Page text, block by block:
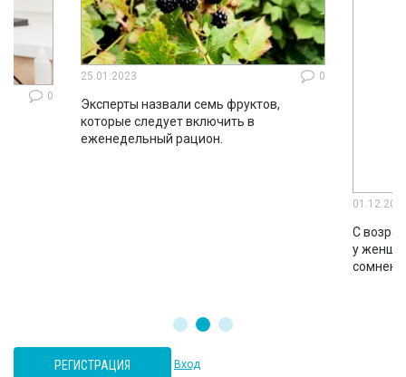
0
25.01.2023 0
Эксперты назвали семь фруктов,
которые следует включить в
еженедельный рацион.
С
у
РЕГИСТРАЦИЯ Вход